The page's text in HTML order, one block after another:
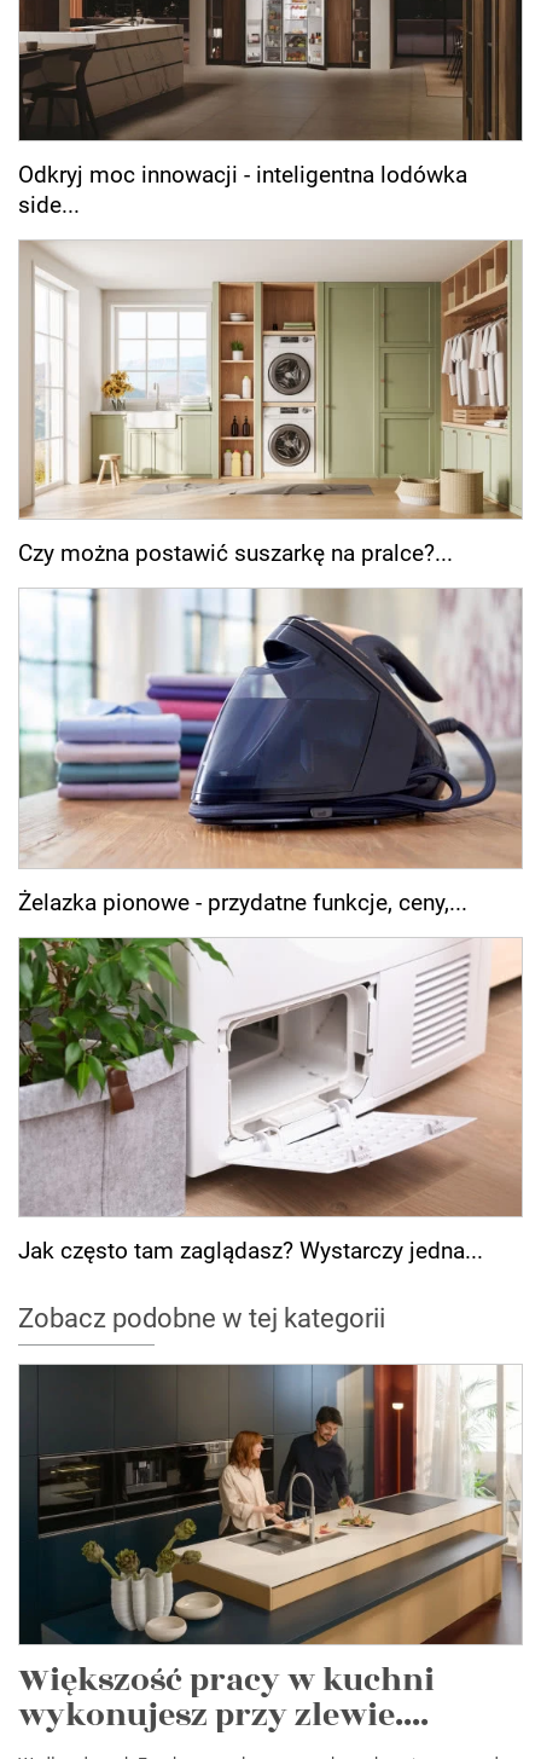
Odkryj moc innowacji - inteligentna lodówka
side...
Czy można postawić suszarkę na pralce?...
Żelazka pionowe - przydatne funkcje, ceny,...
Jak często tam zaglądasz? Wystarczy jedna...
Zobacz podobne w tej kategorii
Większość pracy w kuchni
wykonujesz przy zlewie....